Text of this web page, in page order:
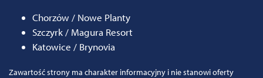
Chorzów / Nowe Planty
Szczyrk / Magura Resort
Katowice / Brynovia
Zawartość strony ma charakter informacyjny i nie stanowi oferty